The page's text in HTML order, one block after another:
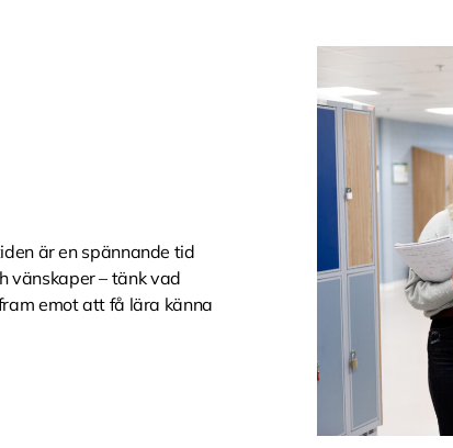
är en spännande tid
vänskaper – tänk vad
emot att få lära känna